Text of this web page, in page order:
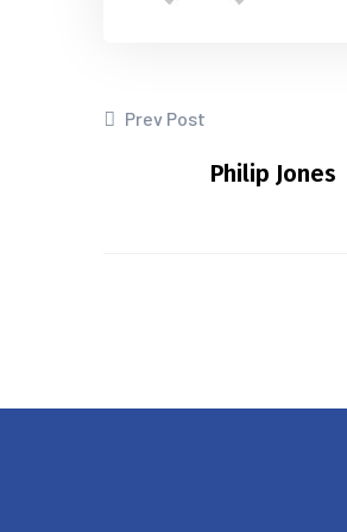
Prev Post
Philip Jones